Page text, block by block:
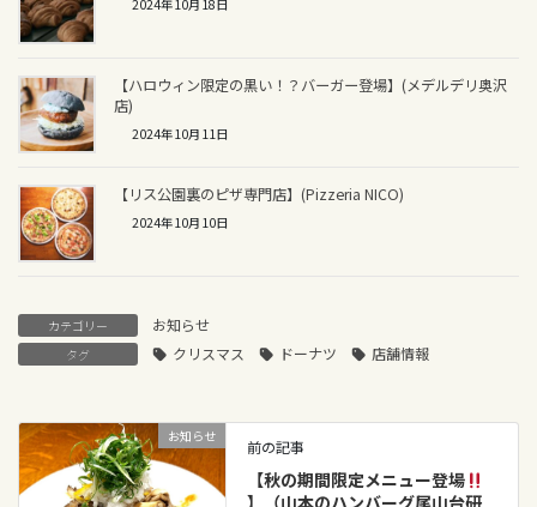
2024年10月18日
【ハロウィン限定の黒い！？バーガー登場】(メデルデリ奥沢
店)
2024年10月11日
【リス公園裏のピザ専門店】(Pizzeria NICO)
2024年10月10日
カテゴリー お知らせ
タグ クリスマス ドーナツ 店舗情報
お知らせ
前の記事
【秋の期間限定メニュー登場